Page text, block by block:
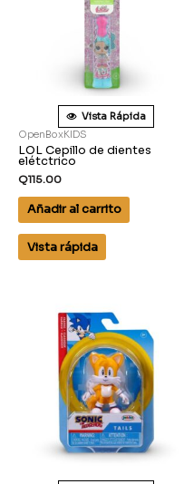
Vista Rápida
OpenBoxKIDS
LOL Cepillo de dientes
elétctrico
Q115.00
Añadir al carrito
Vista rápida